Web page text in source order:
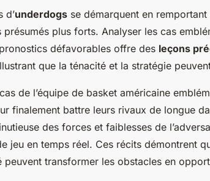
d’underdogs se démarquent en
présumés plus forts. Analyser les cas
défavorables offre des leçons
que la ténacité et la stratégie
de l’équipe de basket américaine
finalement battre leurs rivaux de longue
des forces et faiblesses de
jeu en temps réel. Ces récits démontrent
peuvent transformer les obstacles en